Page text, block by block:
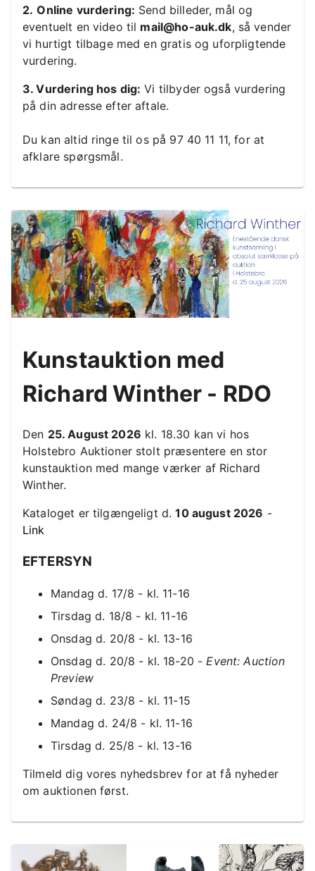
2. Online vurdering: Send billeder, mål og
eventuelt en video til mail@ho-auk.dk, så vender
vi hurtigt tilbage med en gratis og uforpligtende
vurdering.
3. Vurdering hos dig: Vi tilbyder også vurdering
på din adresse efter aftale.
Du kan altid ringe til os på 97 40 11 11, for at
afklare spørgsmål.
Kunstauktion med
Richard Winther - RDO
Den 25. August 2026 kl. 18.30 kan vi hos
Holstebro Auktioner stolt præsentere en stor
kunstauktion med mange værker af Richard
Winther.
Kataloget er tilgængeligt d.10 august 2026 -
Link
EFTERSYN
Mandag d. 17/8 - kl. 11-16
Tirsdag d. 18/8 - kl. 11-16
Onsdag d. 20/8 - kl. 13-16
Onsdag d. 20/8 - kl. 18-20 - Event: Auction
Preview
Søndag d. 23/8 - kl. 11-15
Mandag d. 24/8 - kl. 11-16
Tirsdag d. 25/8 - kl. 13-16
Tilmeld dig vores nyhedsbrev for at få nyheder
om auktionen først.